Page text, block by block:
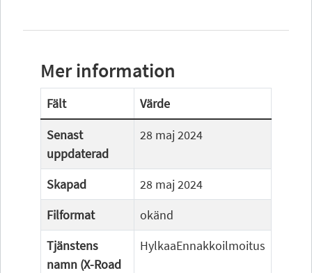
Mer information
Fält
Värde
Senast
uppdaterad
28 maj 2024
Skapad
28 maj 2024
Filformat
okänd
Tjänstens
namn (X-Road
HylkaaEnnakkoilmoitus